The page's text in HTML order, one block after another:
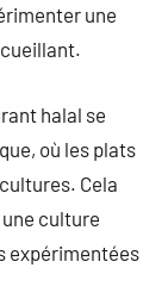
une
halal se
où les plats
Cela
culture
expérimentées